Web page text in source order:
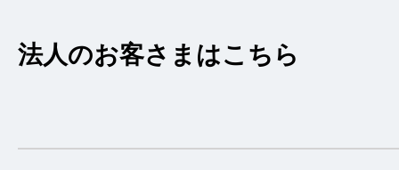
車の廃車手続きを
法人のお客さまはこちら